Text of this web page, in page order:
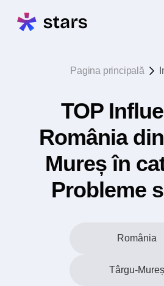
Pagina principală
TOP
România
Mureș în
Probleme
România
Târgu-Mureș